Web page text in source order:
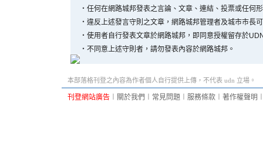
‧ 任何在網路城邦發表之言論、文章、連結、投票或任何
‧ 違反上述發言守則之文章，網路城邦管理者及城市市長
‧ 使用者自行發表文章於網路城邦，即同意授權留存於
‧ 不同意上述守則者，請勿發表內容於網路城邦。
本部落格刊登之內容為作者個人自行提供上傳，不代表 udn 立場。
刊登網站廣告 關於我們 常見問題 服務條款 著作權聲明